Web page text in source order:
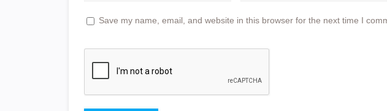
Save my name, email, and website in this browser for the next time I